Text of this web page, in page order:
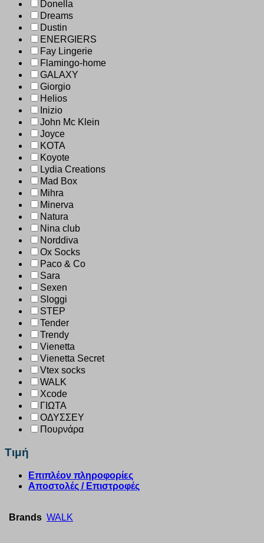
Donella
Dreams
Dustin
ENERGIERS
Fay Lingerie
Flamingo-home
GALAXY
Giorgio
Helios
Inizio
John Mc Klein
Joyce
KOTA
Koyote
Lydia Creations
Mad Box
Mihra
Minerva
Natura
Nina club
Norddiva
Ox Socks
Paco & Co
Sara
Sexen
Sloggi
STEP
Tender
Trendy
Vienetta
Vienetta Secret
Vtex socks
WALK
Xcode
ΓΙΩΤΑ
ΟΔΥΣΣΕΥ
Πουρνάρα
Τιμή
Επιπλέον πληροφορίες
Αποστολές / Επιστροφές
Brands WALK